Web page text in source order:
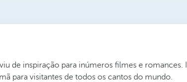
de inspiração para inúmeros filmes e
para visitantes de todos os cantos do mundo.